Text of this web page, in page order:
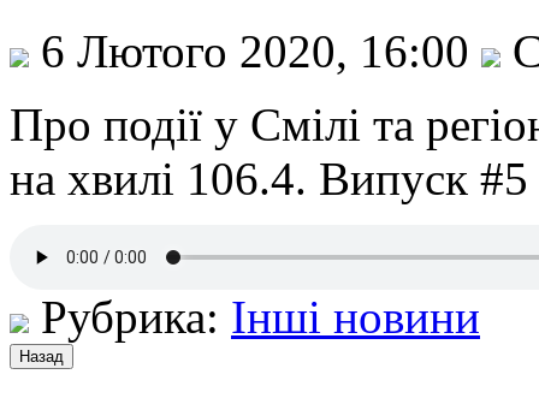
6 Лютого 2020, 16:00
Про події у Смілі та
на хвилі 106.4. Випуск #5
Рубрика: Інші новини